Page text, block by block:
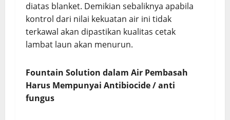
diatas blanket. Demikian sebaliknya apabila
kontrol dari nilai kekuatan air ini tidak
terkawal akan dipastikan kualitas cetak
lambat laun akan menurun.
Fountain Solution dalam Air Pembasah
Harus Mempunyai Antibiocide / anti
fungus